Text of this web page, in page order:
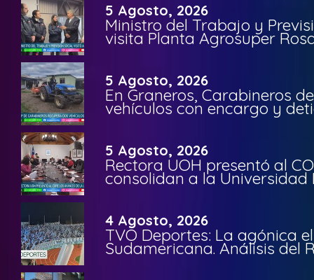
5 Agosto, 2026
Ministro del Trabajo y
visita Planta Agrosuper
5 Agosto, 2026
En Graneros, Carabineros
vehículos con encargo y
5 Agosto, 2026
Rectora UOH presentó al
consolidan a la Universidad
4 Agosto, 2026
TVO Deportes: La agónica
Sudamericana. Análisis del